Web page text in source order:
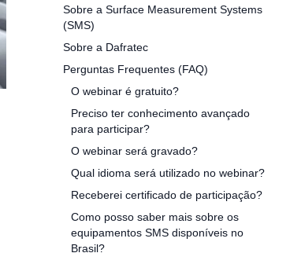
Sobre a Surface Measurement Systems
(SMS)
Sobre a Dafratec
Perguntas Frequentes (FAQ)
O webinar é gratuito?
Preciso ter conhecimento avançado
para participar?
O webinar será gravado?
Qual idioma será utilizado no webinar?
Receberei certificado de participação?
Como posso saber mais sobre os
equipamentos SMS disponíveis no
Brasil?